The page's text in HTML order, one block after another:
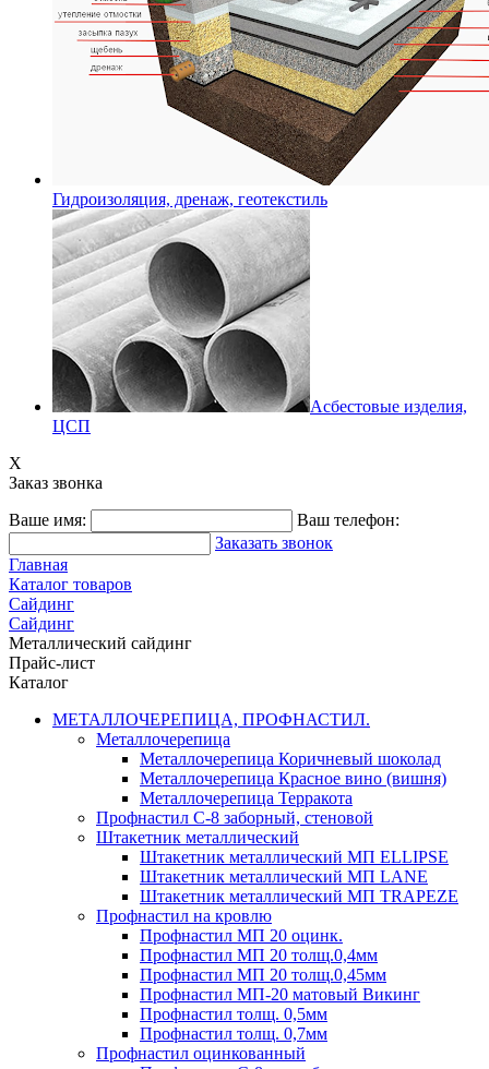
Гидроизоляция, дренаж, геотекстиль
Асбестовые изделия,
ЦСП
X
Заказ звонка
Ваше имя:
Ваш телефон:
Заказать звонок
Главная
Каталог товаров
Сайдинг
Сайдинг
Металлический сайдинг
Прайс-лист
Каталог
МЕТАЛЛОЧЕРЕПИЦА, ПРОФНАСТИЛ.
Металлочерепица
Металлочерепица Коричневый шоколад
Металлочерепица Красное вино (вишня)
Металлочерепица Терракота
Профнастил С-8 заборный, стеновой
Штакетник металлический
Штакетник металлический МП ELLIPSE
Штакетник металлический МП LАNE
Штакетник металлический МП TRAPEZE
Профнастил на кровлю
Профнастил МП 20 оцинк.
Профнастил МП 20 толщ.0,4мм
Профнастил МП 20 толщ.0,45мм
Профнастил МП-20 матовый Викинг
Профнастил толщ. 0,5мм
Профнастил толщ. 0,7мм
Профнастил оцинкованный